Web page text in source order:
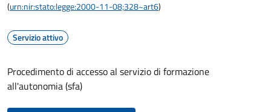
(urn:nir:stato:legge:2000-11-08;328~art6)
Servizio attivo
Procedimento di accesso al servizio di formazione
all'autonomia (sfa)